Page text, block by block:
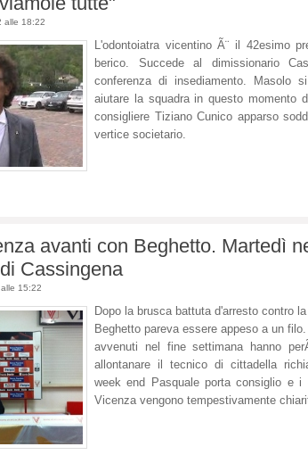
alle 18:22
L'odontoiatra vicentino Ã¨ il 42esimo
berico. Succede al dimissionario
conferenza di insediamento. Masolo
aiutare la squadra in questo momento
consigliere Tiziano Cunico apparso
vertice societario.
avanti con Beghetto. Martedì
Cassingena
15:22
Dopo la brusca battuta d'arresto contro
Beghetto pareva essere appeso a un
avvenuti nel fine settimana hanno
allontanare il tecnico di cittadella
week end Pasquale porta consiglio e i
Vicenza vengono tempestivamente